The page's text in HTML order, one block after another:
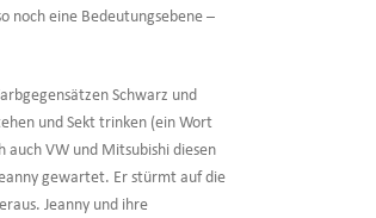
noch eine Bedeutungsebene –
Schwarz und
und Sekt trinken (ein Wort
auch VW und Mitsubishi diesen
gewartet. Er stürmt auf die
Jeanny und ihre